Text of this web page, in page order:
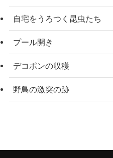
自宅をうろつく昆虫たち
プール開き
デコポンの収穫
野鳥の激突の跡